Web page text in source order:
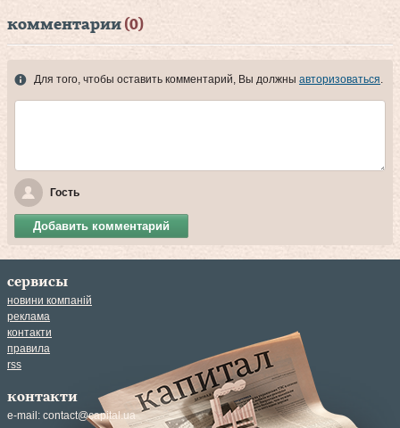
комментарии (0)
Для того, чтобы оставить комментарий, Вы должны авторизоваться
Гость
Добавить комментарий
сервисы
новини компаній
реклама
контакти
правила
rss
контакти
e-mail: contact@capital.ua